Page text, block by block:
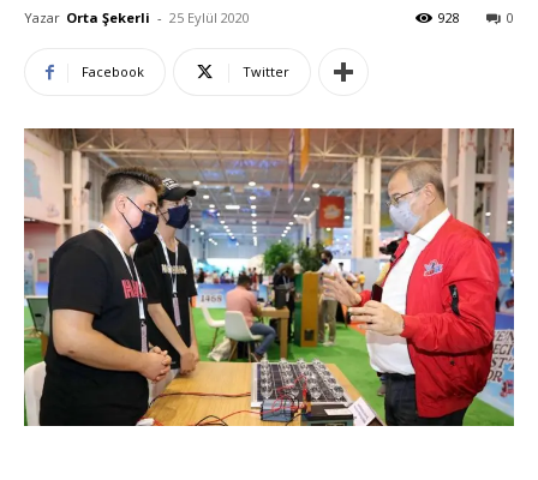
Yazar Orta Şekerli - 25 Eylül 2020 0
928
Facebook Twitter